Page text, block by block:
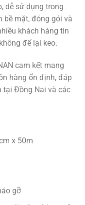
dễ sử dụng trong
bề mặt, đóng gói và
khách hàng tin
để lại keo.
cam kết mang
hàng ổn định, đáp
tại Đồng Nai và các
x 50m
gỡ